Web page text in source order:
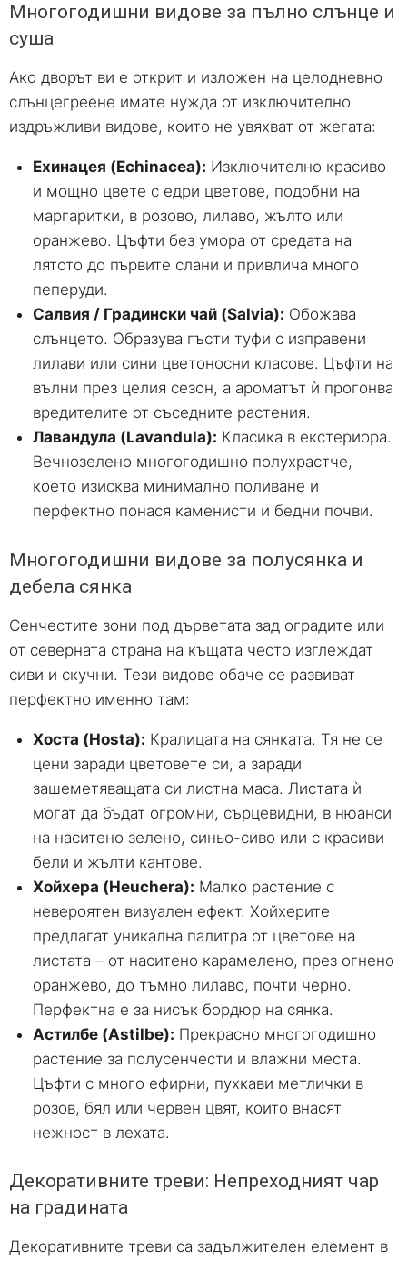
Многогодишни видове за пълно слънце и
суша
Ако дворът ви е открит и изложен на целодневно
слънцегреене имате нужда от изключително
издръжливи видове, които не увяхват от жегата:
Ехинацея (Echinacea): Изключително красиво
и мощно цвете с едри цветове, подобни на
маргаритки, в розово, лилаво, жълто или
оранжево. Цъфти без умора от средата на
лятото до първите слани и привлича много
пеперуди.
Салвия / Градински чай (Salvia): Обожава
слънцето. Образува гъсти туфи с изправени
лилави или сини цветоносни класове. Цъфти на
вълни през целия сезон, а ароматът ѝ прогонва
вредителите от съседните растения.
Лавандула (Lavandula): Класика в екстериора.
Вечнозелено многогодишно полухрастче,
което изисква минимално поливане и
перфектно понася каменисти и бедни почви.
Многогодишни видове за полусянка и
дебела сянка
Сенчестите зони под дърветата зад оградите или
от северната страна на къщата често изглеждат
сиви и скучни. Тези видове обаче се развиват
перфектно именно там:
Хоста (Hosta): Кралицата на сянката. Тя не се
цени заради цветовете си, а заради
зашеметяващата си листна маса. Листата ѝ
могат да бъдат огромни, сърцевидни, в нюанси
на наситено зелено, синьо-сиво или с красиви
бели и жълти кантове.
Хойхера (Heuchera): Малко растение с
невероятен визуален ефект. Хойхерите
предлагат уникална палитра от цветове на
листата – от наситено карамелено, през огнено
оранжево, до тъмно лилаво, почти черно.
Перфектна е за нисък бордюр на сянка.
Астилбе (Astilbe): Прекрасно многогодишно
растение за полусенчести и влажни места.
Цъфти с много ефирни, пухкави метлички в
розов, бял или червен цвят, които внасят
нежност в лехата.
Декоративните треви: Непреходният чар
на градината
Декоративните треви са задължителен елемент в